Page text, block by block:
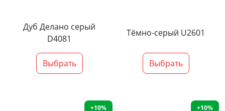
Дуб Делано серый
D4081
Выбрать
Тёмно-серый U2601
Выбрать
+10% +10%